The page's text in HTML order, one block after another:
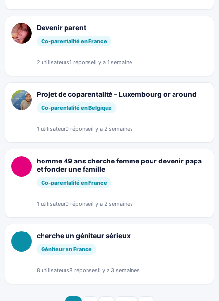
Devenir parent
Co-parentalité en France
2 utilisateurs1 réponseil y a 1 semaine
Projet de coparentalité – Luxembourg or around
Co-parentalité en Belgique
1 utilisateur0 réponseil y a 2 semaines
homme 49 ans cherche femme pour devenir papa
et fonder une famille
Co-parentalité en France
1 utilisateur0 réponseil y a 2 semaines
cherche un géniteur sérieux
Géniteur en France
8 utilisateurs8 réponsesil y a 3 semaines